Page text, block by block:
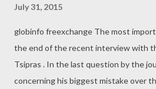
Εξορθολογισμό, ή αναδιάρθρωση της
έτσι ώστε να επιτευχθεί αυτό το
ρυθμός ανάπτυξης που απαιτείται για
αποπληρωμής των πιστωτών μας ». Το
July 31, 2015
globinfo freexchange The most
the end of the recent interview with
Tsipras . In the last question by the
concerning his biggest mistake over